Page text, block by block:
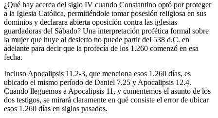
¿Qué hay acerca del siglo IV cuando Constantino optó por proteger
a la Iglesia Católica, permitiéndole tomar posesión religiosa en sus
dominios y declarara abierta oposición contra las iglesias
guardadoras del Sábado? Una interpretación profética formal sobre
la mujer que huye al desierto no puede partir del 538 d.C. en
adelante para decir que la profecía de los 1.260 comenzó en esa
fecha.
Incluso Apocalipsis 11.2-3, que menciona esos 1.260 días, es
ubicado el mismo período de Daniel 7.25 y Apocalipsis 12.4.
Cuando lleguemos a Apocalipsis 11, y comentemos el asunto de los
dos testigos, se mirará claramente en qué consiste el error de ubicar
esos 1.260 días en siglos pasados.